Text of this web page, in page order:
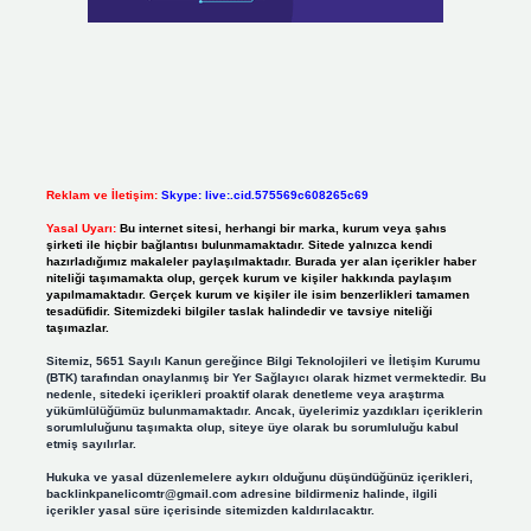
Reklam ve İletişim: Skype: live:.cid.575569c608265c69
Yasal Uyarı: Bu internet sitesi, herhangi bir marka, kurum veya şahıs
şirketi ile hiçbir bağlantısı bulunmamaktadır. Sitede yalnızca kendi
hazırladığımız makaleler paylaşılmaktadır. Burada yer alan içerikler haber
niteliği taşımamakta olup, gerçek kurum ve kişiler hakkında paylaşım
yapılmamaktadır. Gerçek kurum ve kişiler ile isim benzerlikleri tamamen
tesadüfidir. Sitemizdeki bilgiler taslak halindedir ve tavsiye niteliği
taşımazlar.
Sitemiz, 5651 Sayılı Kanun gereğince Bilgi Teknolojileri ve İletişim Kurumu
(BTK) tarafından onaylanmış bir Yer Sağlayıcı olarak hizmet vermektedir. Bu
nedenle, sitedeki içerikleri proaktif olarak denetleme veya araştırma
yükümlülüğümüz bulunmamaktadır. Ancak, üyelerimiz yazdıkları içeriklerin
sorumluluğunu taşımakta olup, siteye üye olarak bu sorumluluğu kabul
etmiş sayılırlar.
Hukuka ve yasal düzenlemelere aykırı olduğunu düşündüğünüz içerikleri,
backlinkpanelicomtr@gmail.comadresine bildirmeniz halinde, ilgili
içerikler yasal süre içerisinde sitemizden kaldırılacaktır.